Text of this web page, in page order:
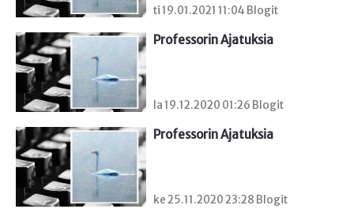
ti 19.01.2021 11:04 Blogit
Professorin Ajatuksia
la 19.12.2020 01:26 Blogit
Professorin Ajatuksia
ke 25.11.2020 23:28 Blogit